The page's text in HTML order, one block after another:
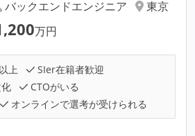
バックエンドエンジニア
東京
万円
上
SIer在籍者歓迎
CTOがいる
オンラインで選考が受けられる